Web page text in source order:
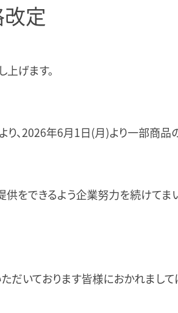
定
げます。
、2026年6月1日(月)より一部商品
をできるよう企業努力を続けてま
いております皆様におかれまして